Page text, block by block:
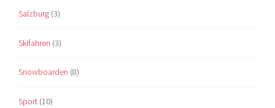
Salzburg (3)
Skifahren (3)
Snowboarden (8)
Sport (10)